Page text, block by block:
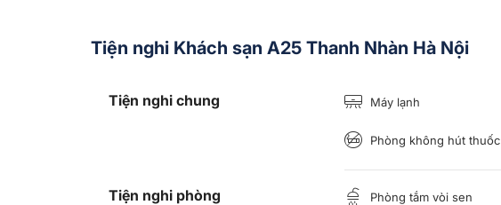
Tiện nghi Khách sạn A25 Thanh Nhàn Hà Nội
Tiện nghi chung Máy lạnh
Phòng không hút thuốc
Tiện nghi phòng Phòng tắm vòi sen